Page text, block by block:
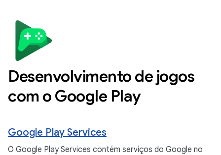
Desenvolvimento de jogos
com o Google Play
Google Play Services
O Google Play Services contém serviços do Google no